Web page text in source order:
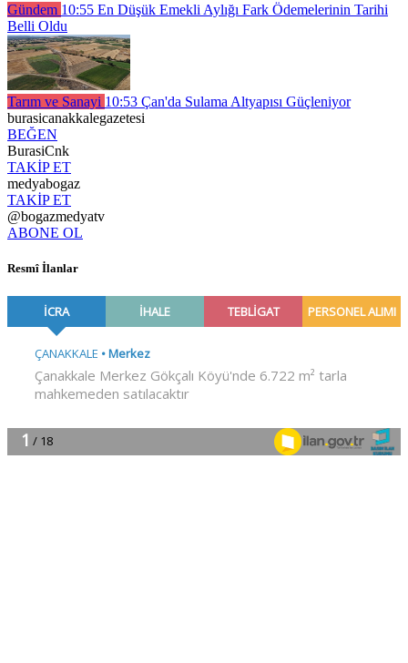
Gündem 10:55 En Düşük Emekli Aylığı Fark Ödemelerinin Tarihi
Belli Oldu
Tarım ve Sanayi 10:53 Çan'da Sulama Altyapısı Güçleniyor
burasicanakkalegazetesi
BEĞEN
BurasiCnk
TAKİP ET
medyabogaz
TAKİP ET
@bogazmedyatv
ABONE OL
Resmî İlanlar